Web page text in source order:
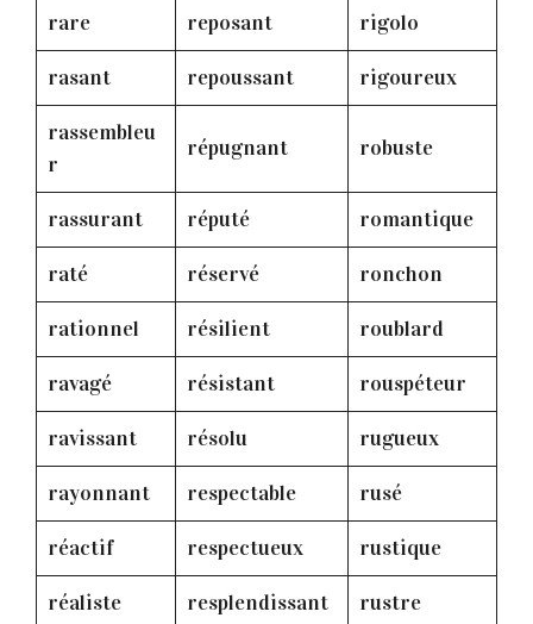
rare reposant rigolo
rasant repoussant rigoureux
rassembleu
r
répugnant robuste
rassurant réputé romantique
raté réservé ronchon
rationnel résilient roublard
ravagé résistant rouspéteur
ravissant résolu rugueux
rayonnant respectable rusé
réactif respectueux rustique
réaliste resplendissant rustre